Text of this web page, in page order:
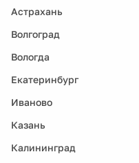
Астрахань
Волгоград
Вологда
Екатеринбург
Иваново
Казань
Калининград